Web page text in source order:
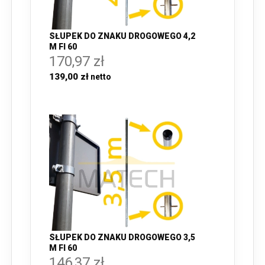
SŁUPEK DO ZNAKU DROGOWEGO 4,2
M FI 60
170,97 zł
139,00 zł
SŁUPEK DO ZNAKU DROGOWEGO 3,5
M FI 60